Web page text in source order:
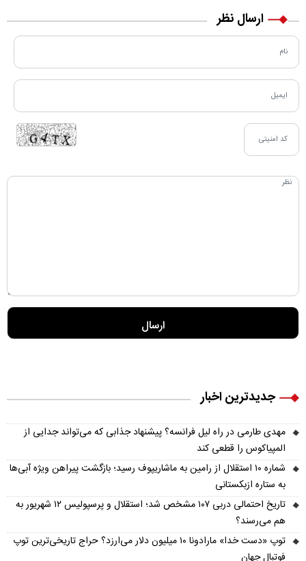
ارسال نظر
جدیدترین اخبار
مهدی طارمی در راه لیل فرانسه؟ پیشنهاد جذابی که می‌تواند جدایی از
المپیاکوس را قطعی کند
شماره ۱۰ استقلال از رامین به ماشاریپوف رسید؛ بازگشت پیراهن ویژه آبی‌ها
به ستاره ازبکستانی
تاریخ احتمالی دربی ۱۰۷ مشخص شد؛ استقلال و پرسپولیس ۱۲ شهریور به
هم می‌رسند؟
توپ «دست خدا» مارادونا ۱۰ میلیون دلار می‌ارزد؟ حراج تاریخی‌ترین توپ
فوتبال جهان